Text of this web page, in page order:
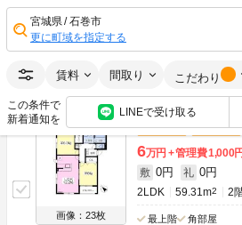
宮城県 石巻市
更に町域を指定する
賃料 間取り こだわり
この条件で
新着通知を
LINEで受け取る
画像：25枚
空室状況をお問い合
画像：23枚
敷金なし 礼金なし
6万円 管理費1,000
敷 0円 礼 0円
2LDK 59.31m2 2
最上階 角部屋